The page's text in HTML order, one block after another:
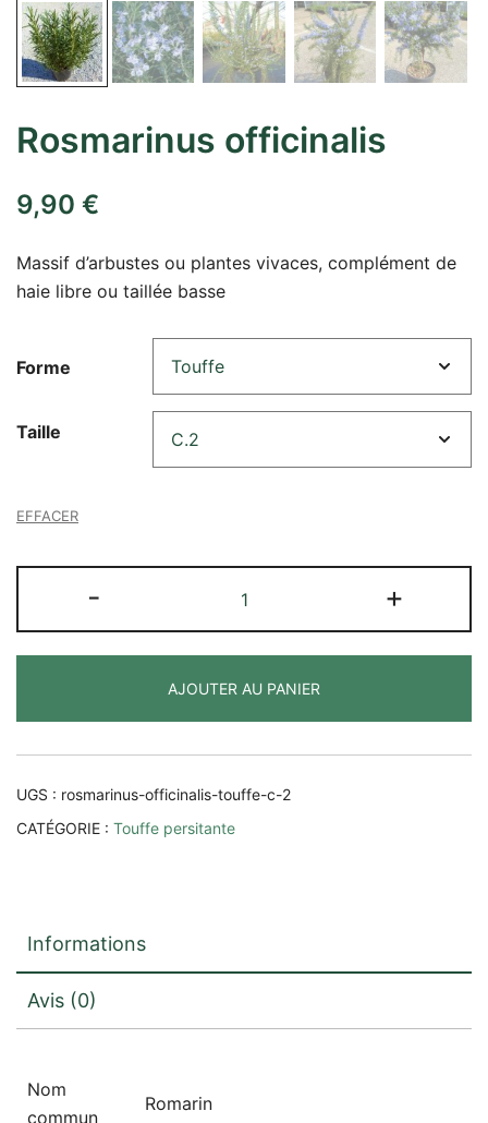
Rosmarinus officinalis
9,90 €
Massif d’arbustes ou plantes vivaces, complément de
haie libre ou taillée basse
Forme
Taille
EFFACER
-
de
Rosmarinus
+
AJOUTER AU PANIER
UGS : rosmarinus-officinalis-touffe-c-2
CATÉGORIE : Touffe persitante
Informations
Avis (0)
Nom
commun
Romarin